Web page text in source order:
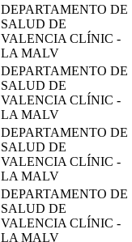
DEPARTAMENTO DE
SALUD DE
VALENCIA CLÍNIC -
LA MALV
DEPARTAMENTO DE
SALUD DE
VALENCIA CLÍNIC -
LA MALV
DEPARTAMENTO DE
SALUD DE
VALENCIA CLÍNIC -
LA MALV
DEPARTAMENTO DE
SALUD DE
VALENCIA CLÍNIC -
LA MALV